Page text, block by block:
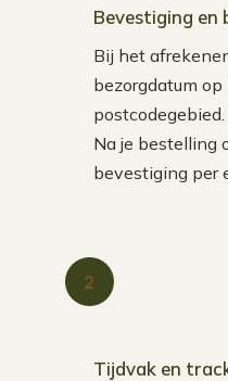
Bevestiging en
Bij het
bezorgdatum op
Na je bestelling
bevestiging per
2
Tijdvak en